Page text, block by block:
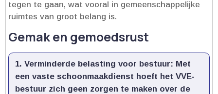
tegen te gaan, wat vooral in gemeenschappelijke
ruimtes van groot belang is.​
Gemak en gemoedsrust
Verminderde belasting voor bestuur: Met
een vaste schoonmaakdienst hoeft het VVE-
bestuur zich geen zorgen te maken over de